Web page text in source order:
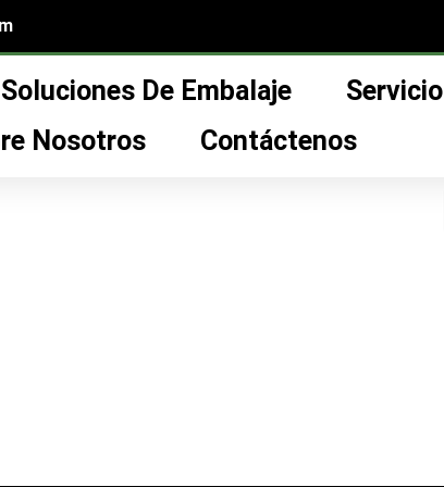
Soluciones De Embalaje Servicio
Nosotros
Contáctenos
de bomba sin aire”
sin aire